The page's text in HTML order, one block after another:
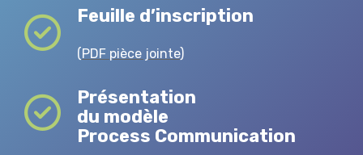
Feuille d’inscription
(PDF pièce jointe)
Présentation
du modèle
Process Communication